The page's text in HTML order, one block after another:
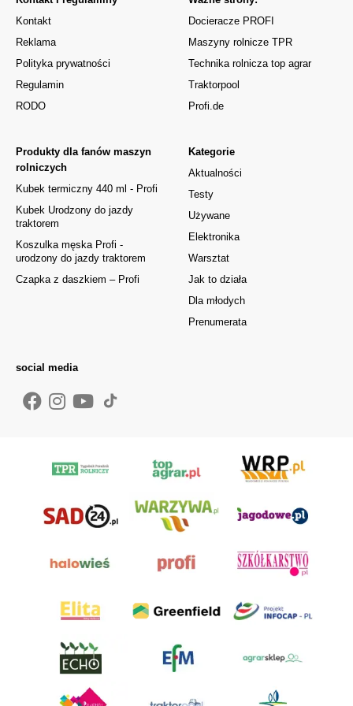
Kontakt
Reklama
Polityka prywatności
Regulamin
RODO
Kategorie
Aktualności
Testy
Używane
Elektronika
Warsztat
Jak to działa
Dla młodych
Prenumerata
Produkty dla fanów maszyn
rolniczych
Kubek termiczny 440 ml - Profi
Kubek Urodzony do jazdy
traktorem
Koszulka męska Profi -
urodzony do jazdy traktorem
Czapka z daszkiem – Profi
Docieracze PROFI
Maszyny rolnicze TPR
Technika rolnicza top agrar
Traktorpool
Profi.de
social media